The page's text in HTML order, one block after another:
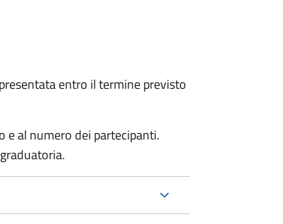
entro il termine previsto
e al numero dei partecipanti.